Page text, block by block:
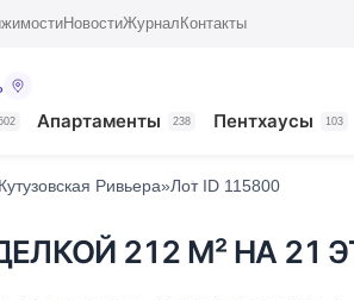
НовостиЖурнал Контакты
Апартаменты 238 Пентхаусы 103
Ривьера»Лот ID 115800
212 М² НА 21